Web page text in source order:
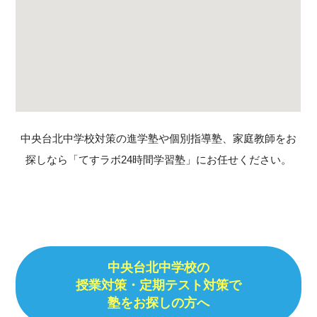
中央台北中学校対策の進学塾や個別指導塾、家庭教師をお
探しなら「てすラボ24時間学習塾」にお任せください。
中央台北中学校の
授業対策・定期テスト対策で
塾をお探しの方へ